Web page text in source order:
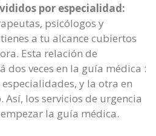
por especialidad:
psicólogos y
a tu alcance cubiertos
Esta relación de
dos veces en la guía médica :
y la otra en
los servicios de urgencia
la guía médica.